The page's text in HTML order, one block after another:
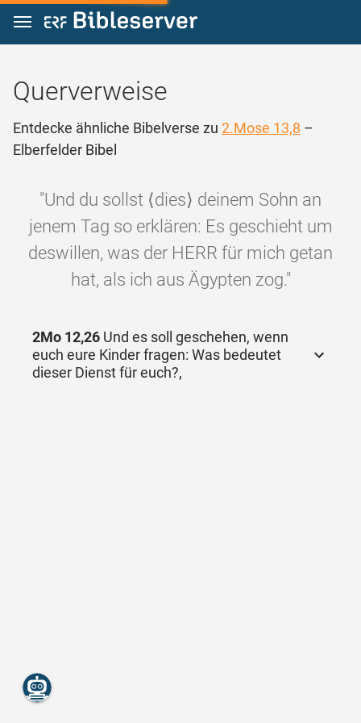
Zum Inhalt springen
Querverweise
Entdecke ähnliche Bibelverse zu 2.Mose 13,8 –
Elberfelder Bibel
"Und du sollst ⟨dies⟩ deinem Sohn an
jenem Tag so erklären: Es geschieht um
deswillen, was der HERR für mich getan
hat, als ich aus Ägypten zog."
2Mo 12,26 Und es soll geschehen, wenn
euch eure Kinder fragen: Was bedeutet
dieser Dienst für euch?,